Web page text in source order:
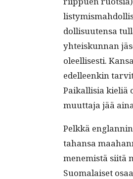
dol­lisuuten­sa
yhteiskun­nan
oleel­lis­es­ti.
edelleenkin
Paikallisia kieliä
muut­ta­ja jää
Pelkkä
tahansa
men­e­mistä siitä
Suo­ma­laiset